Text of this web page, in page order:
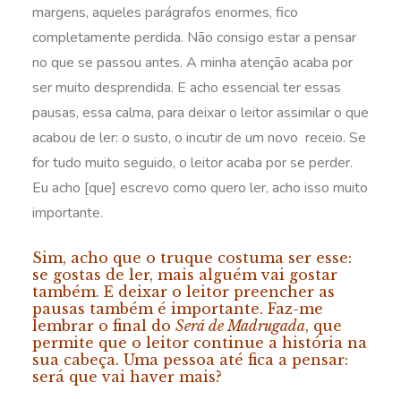
margens, aqueles parágrafos enormes, fico
completamente perdida. Não consigo estar a pensar
no que se passou antes. A minha atenção acaba por
ser muito desprendida. E acho essencial ter essas
pausas, essa calma, para deixar o leitor assimilar o que
acabou de ler: o susto, o incutir de um novo receio. Se
for tudo muito seguido, o leitor acaba por se perder.
Eu acho [que] escrevo como quero ler, acho isso muito
importante.
Sim, acho que o truque costuma ser esse:
se gostas de ler, mais alguém vai gostar
também. E deixar o leitor preencher as
pausas também é importante. Faz-me
lembrar o final do Será de Madrugada, que
permite que o leitor continue a história na
sua cabeça. Uma pessoa até fica a pensar:
será que vai haver mais?